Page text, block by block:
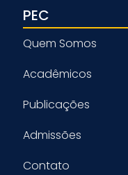
PEC
Quem Somos
Acadêmicos
Publicações
Admissões
Contato